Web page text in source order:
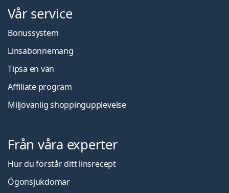
Vår service
Bonussystem
Linsabonnemang
Tipsa en vän
Affiliate program
Miljövänlig shoppingupplevelse
Från våra experter
Hur du förstår ditt linsrecept
Ögonsjukdomar